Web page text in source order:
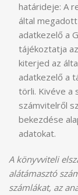
határideje: A
által
adatkezelő a
tájékoztatja
kiterjed az
adatkezelő a
törli. Kivéve a
számvitelről
bekezdése
adatokat.
A könyvviteli
alátámasztó
számlákat, az